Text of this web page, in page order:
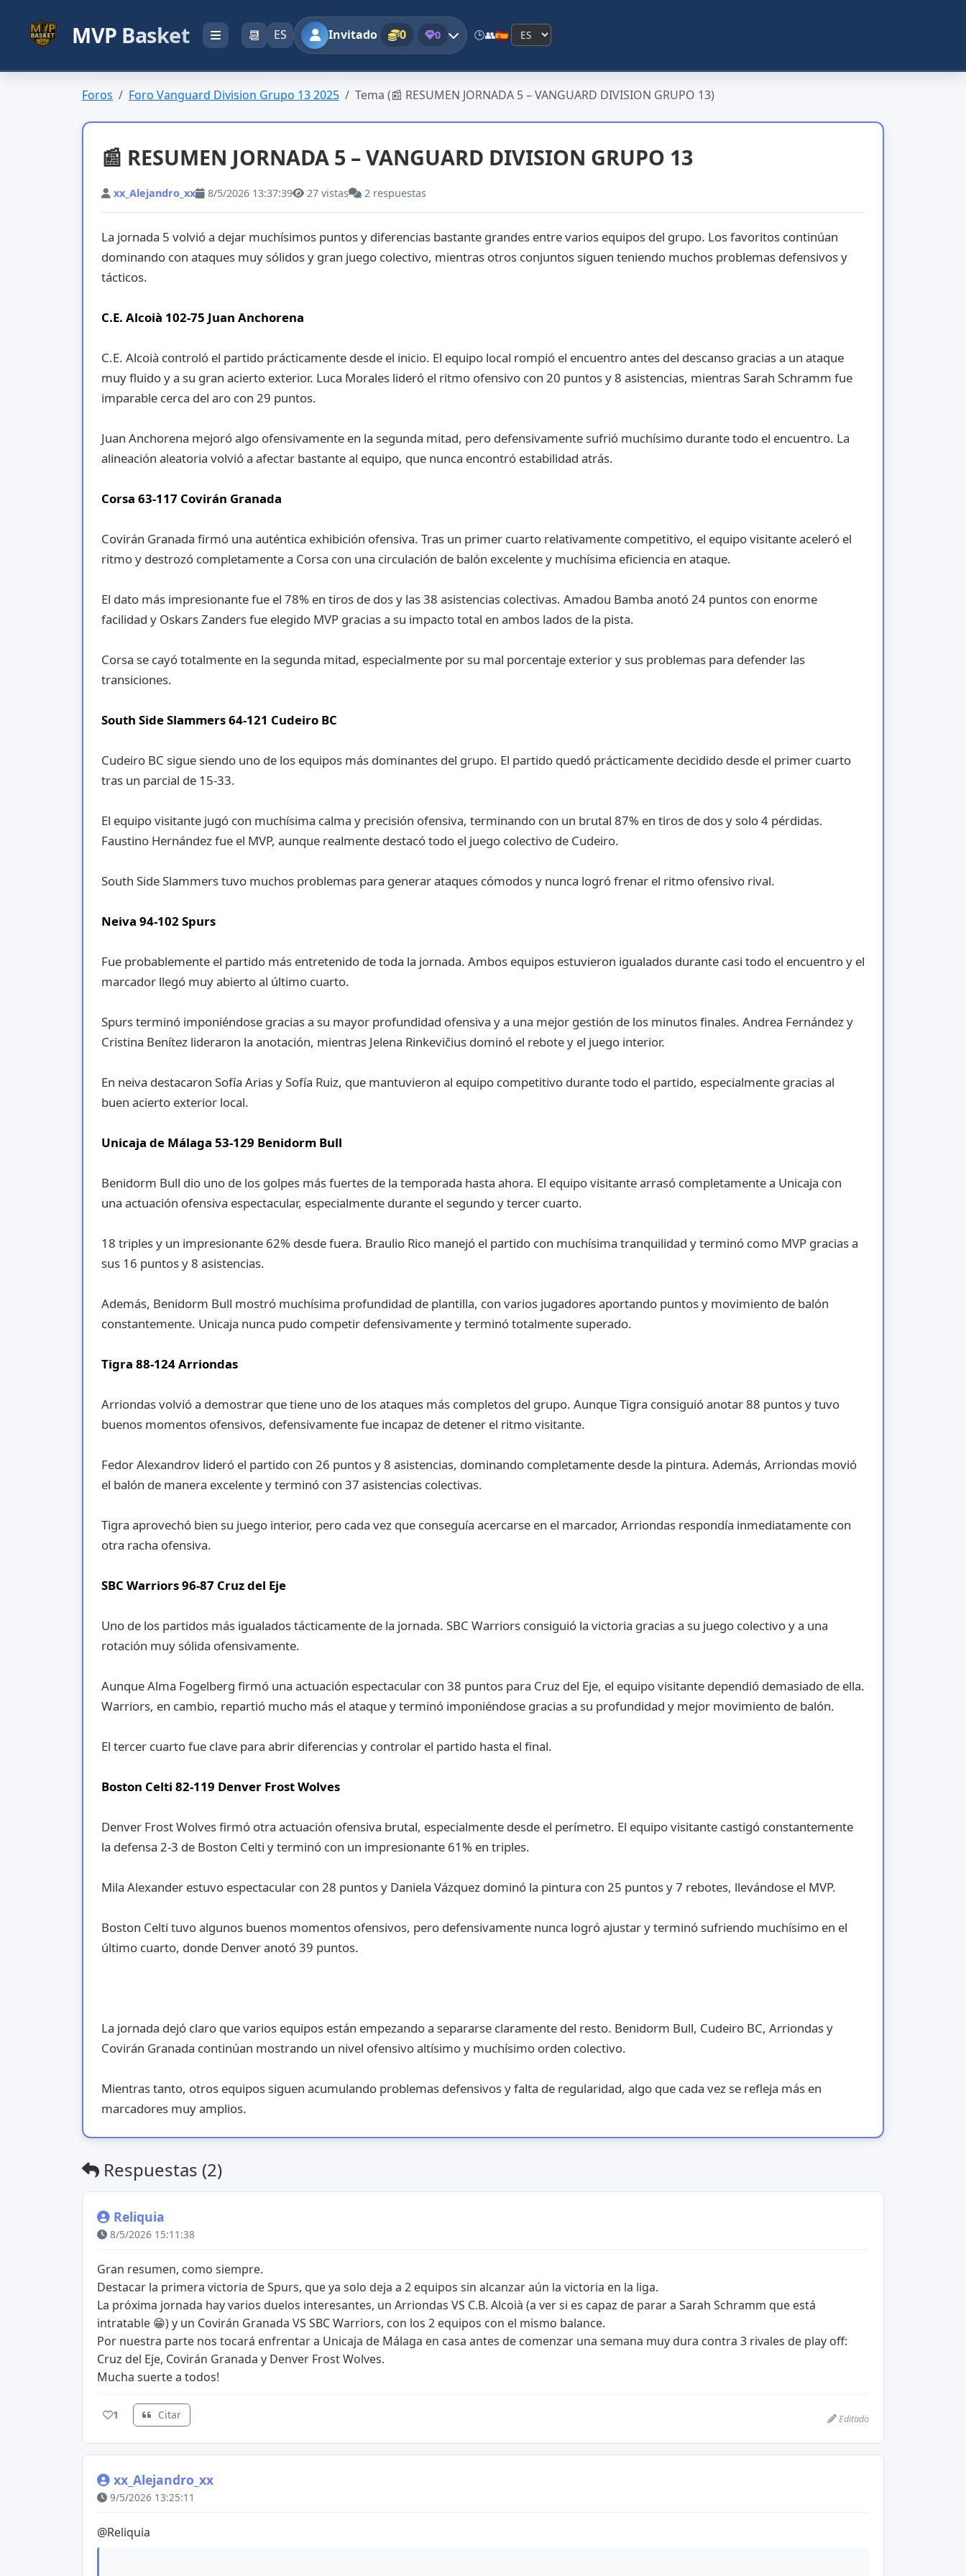
MVP Basket 📆 ES Invitado 0 0 🕒👥
Foros Foro Vanguard Division Grupo 13 2025 Tema (📰 RESUMEN JORNADA 5 – VANGUARD DIVISION GRUPO 13)
📰 RESUMEN JORNADA 5 – VANGUARD DIVISION GRUPO 13
xx_Alejandro_xx 8/5/2026 13:37:39 27 vistas 2 respuestas
La jornada 5 volvió a dejar muchísimos puntos y diferencias bastante grandes entre varios equipos del grupo. Los favoritos continúan
dominando con ataques muy sólidos y gran juego colectivo, mientras otros conjuntos siguen teniendo muchos problemas defensivos y
tácticos.
C.E. Alcoià 102-75 Juan Anchorena
C.E. Alcoià controló el partido prácticamente desde el inicio. El equipo local rompió el encuentro antes del descanso gracias a un ataque
muy fluido y a su gran acierto exterior. Luca Morales lideró el ritmo ofensivo con 20 puntos y 8 asistencias, mientras Sarah Schramm fue
imparable cerca del aro con 29 puntos.
Juan Anchorena mejoró algo ofensivamente en la segunda mitad, pero defensivamente sufrió muchísimo durante todo el encuentro. La
alineación aleatoria volvió a afectar bastante al equipo, que nunca encontró estabilidad atrás.
Corsa 63-117 Covirán Granada
Covirán Granada firmó una auténtica exhibición ofensiva. Tras un primer cuarto relativamente competitivo, el equipo visitante aceleró el
ritmo y destrozó completamente a Corsa con una circulación de balón excelente y muchísima eficiencia en ataque.
El dato más impresionante fue el 78% en tiros de dos y las 38 asistencias colectivas. Amadou Bamba anotó 24 puntos con enorme
facilidad y Oskars Zanders fue elegido MVP gracias a su impacto total en ambos lados de la pista.
Corsa se cayó totalmente en la segunda mitad, especialmente por su mal porcentaje exterior y sus problemas para defender las
transiciones.
South Side Slammers 64-121 Cudeiro BC
Cudeiro BC sigue siendo uno de los equipos más dominantes del grupo. El partido quedó prácticamente decidido desde el primer cuarto
tras un parcial de 15-33.
El equipo visitante jugó con muchísima calma y precisión ofensiva, terminando con un brutal 87% en tiros de dos y solo 4 pérdidas.
Faustino Hernández fue el MVP, aunque realmente destacó todo el juego colectivo de Cudeiro.
South Side Slammers tuvo muchos problemas para generar ataques cómodos y nunca logró frenar el ritmo ofensivo rival.
Neiva 94-102 Spurs
Fue probablemente el partido más entretenido de toda la jornada. Ambos equipos estuvieron igualados durante casi todo el encuentro y el
marcador llegó muy abierto al último cuarto.
Spurs terminó imponiéndose gracias a su mayor profundidad ofensiva y a una mejor gestión de los minutos finales. Andrea Fernández y
Cristina Benítez lideraron la anotación, mientras Jelena Rinkevičius dominó el rebote y el juego interior.
En neiva destacaron Sofía Arias y Sofía Ruiz, que mantuvieron al equipo competitivo durante todo el partido, especialmente gracias al
buen acierto exterior local.
Unicaja de Málaga 53-129 Benidorm Bull
Benidorm Bull dio uno de los golpes más fuertes de la temporada hasta ahora. El equipo visitante arrasó completamente a Unicaja con
una actuación ofensiva espectacular, especialmente durante el segundo y tercer cuarto.
18 triples y un impresionante 62% desde fuera. Braulio Rico manejó el partido con muchísima tranquilidad y terminó como MVP gracias a
sus 16 puntos y 8 asistencias.
Además, Benidorm Bull mostró muchísima profundidad de plantilla, con varios jugadores aportando puntos y movimiento de balón
constantemente. Unicaja nunca pudo competir defensivamente y terminó totalmente superado.
Tigra 88-124 Arriondas
Arriondas volvió a demostrar que tiene uno de los ataques más completos del grupo. Aunque Tigra consiguió anotar 88 puntos y tuvo
buenos momentos ofensivos, defensivamente fue incapaz de detener el ritmo visitante.
Fedor Alexandrov lideró el partido con 26 puntos y 8 asistencias, dominando completamente desde la pintura. Además, Arriondas movió
el balón de manera excelente y terminó con 37 asistencias colectivas.
Tigra aprovechó bien su juego interior, pero cada vez que conseguía acercarse en el marcador, Arriondas respondía inmediatamente con
otra racha ofensiva.
SBC Warriors 96-87 Cruz del Eje
Uno de los partidos más igualados tácticamente de la jornada. SBC Warriors consiguió la victoria gracias a su juego colectivo y a una
rotación muy sólida ofensivamente.
Aunque Alma Fogelberg firmó una actuación espectacular con 38 puntos para Cruz del Eje, el equipo visitante dependió demasiado de ella.
Warriors, en cambio, repartió mucho más el ataque y terminó imponiéndose gracias a su profundidad y mejor movimiento de balón.
El tercer cuarto fue clave para abrir diferencias y controlar el partido hasta el final.
Boston Celti 82-119 Denver Frost Wolves
Denver Frost Wolves firmó otra actuación ofensiva brutal, especialmente desde el perímetro. El equipo visitante castigó constantemente
la defensa 2-3 de Boston Celti y terminó con un impresionante 61% en triples.
Mila Alexander estuvo espectacular con 28 puntos y Daniela Vázquez dominó la pintura con 25 puntos y 7 rebotes, llevándose el MVP.
Boston Celti tuvo algunos buenos momentos ofensivos, pero defensivamente nunca logró ajustar y terminó sufriendo muchísimo en el
último cuarto, donde Denver anotó 39 puntos.
La jornada dejó claro que varios equipos están empezando a separarse claramente del resto. Benidorm Bull, Cudeiro BC, Arriondas y
Covirán Granada continúan mostrando un nivel ofensivo altísimo y muchísimo orden colectivo.
Mientras tanto, otros equipos siguen acumulando problemas defensivos y falta de regularidad, algo que cada vez se refleja más en
marcadores muy amplios.
Respuestas (2)
Reliquia
8/5/2026 15:11:38
Gran resumen, como siempre.
Destacar la primera victoria de Spurs, que ya solo deja a 2 equipos sin alcanzar aún la victoria en la liga.
La próxima jornada hay varios duelos interesantes, un Arriondas VS C.B. Alcoià (a ver si es capaz de parar a Sarah Schramm que está
intratable 😁) y un Covirán Granada VS SBC Warriors, con los 2 equipos con el mismo balance.
Por nuestra parte nos tocará enfrentar a Unicaja de Málaga en casa antes de comenzar una semana muy dura contra 3 rivales de play off:
Cruz del Eje, Covirán Granada y Denver Frost Wolves.
Mucha suerte a todos!
1 Citar Editado
xx_Alejandro_xx
9/5/2026 13:25:11
@Reliquia